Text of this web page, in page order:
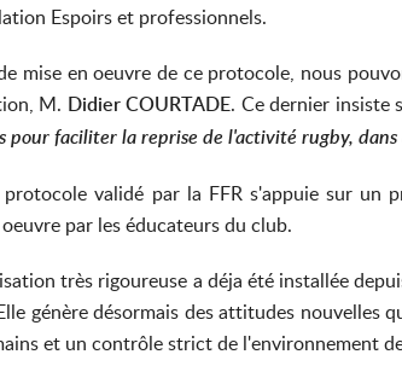
Espoirs et professionnels.
mise en oeuvre de ce protocole, nous
M. Didier COURTADE. Ce dernier insiste
pour faciliter la reprise de l'activité rugby,
validé par la FFR s'appuie sur un
par les éducateurs du club.
très rigoureuse a déja été installée
génère désormais des attitudes
et un contrôle strict de l'environnement